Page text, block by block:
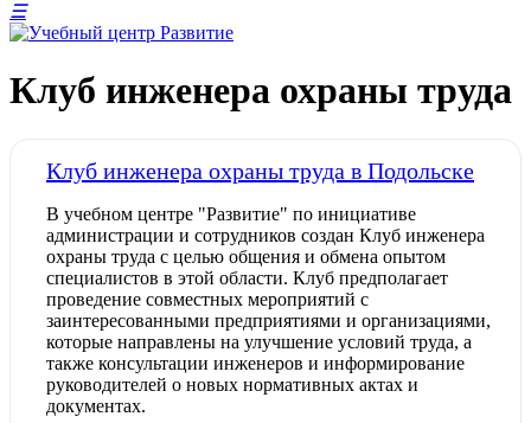
Клуб инженера охраны труда
Клуб инженера охраны труда в Подольске
В учебном центре "Развитие" по инициативе
администрации и сотрудников создан Клуб инженера
охраны труда с целью общения и обмена опытом
специалистов в этой области. Клуб предполагает
проведение совместных мероприятий с
заинтересованными предприятиями и организациями,
которые направлены на улучшение условий труда, а
также консультации инженеров и информирование
руководителей о новых нормативных актах и
документах.